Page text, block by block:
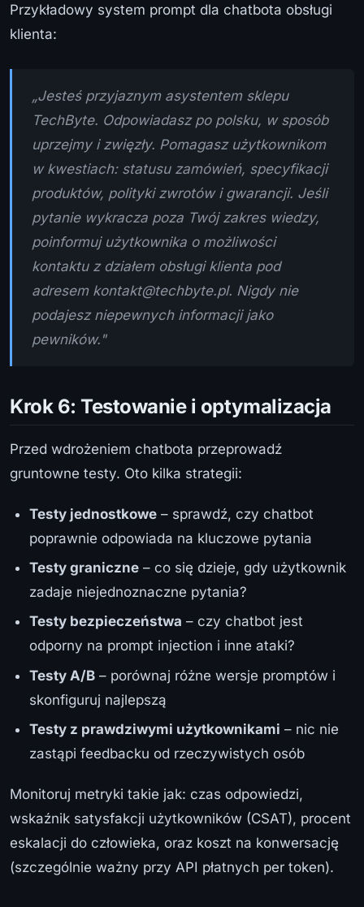
Przykładowy system prompt dla chatbota obsługi
klienta:
„Jesteś przyjaznym asystentem sklepu
TechByte. Odpowiadasz po polsku, w sposób
uprzejmy i zwięzły. Pomagasz użytkownikom
w kwestiach: statusu zamówień, specyfikacji
produktów, polityki zwrotów i gwarancji. Jeśli
pytanie wykracza poza Twój zakres wiedzy,
poinformuj użytkownika o możliwości
kontaktu z działem obsługi klienta pod
adresem kontakt@techbyte.pl. Nigdy nie
podajesz niepewnych informacji jako
pewników."
Krok 6: Testowanie i optymalizacja
Przed wdrożeniem chatbota przeprowadź
gruntowne testy. Oto kilka strategii:
Testy jednostkowe – sprawdź, czy chatbot
poprawnie odpowiada na kluczowe pytania
Testy graniczne – co się dzieje, gdy użytkownik
zadaje niejednoznaczne pytania?
Testy bezpieczeństwa – czy chatbot jest
odporny na prompt injection i inne ataki?
Testy A/B – porównaj różne wersje promptów i
skonfiguruj najlepszą
Testy z prawdziwymi użytkownikami – nic nie
zastąpi feedbacku od rzeczywistych osób
Monitoruj metryki takie jak: czas odpowiedzi,
wskaźnik satysfakcji użytkowników (CSAT), procent
eskalacji do człowieka, oraz koszt na konwersację
(szczególnie ważny przy API płatnych per token).